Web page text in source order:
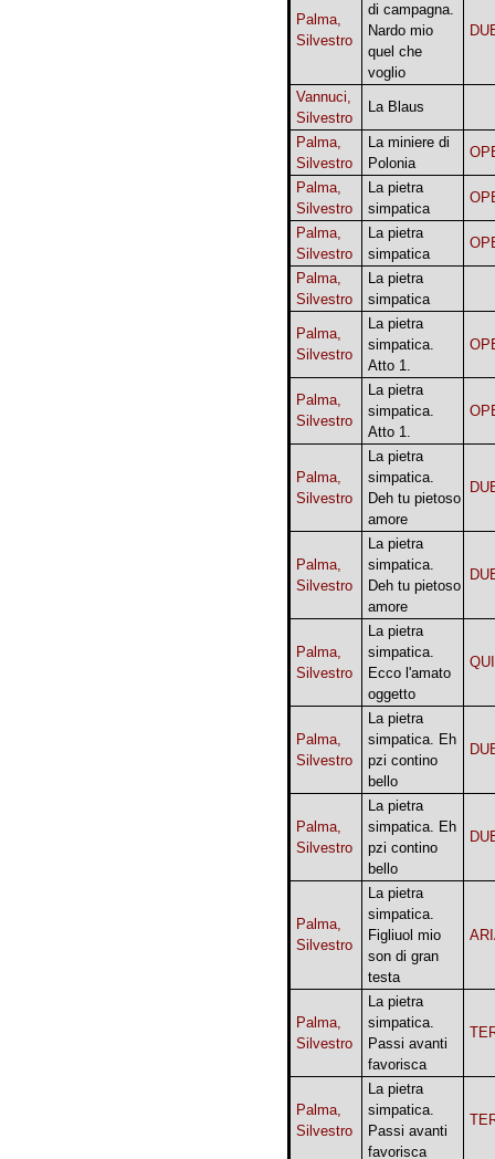
Palma,
Silvestro
di campagna.
Nardo mio
quel che
voglio
Vannuci,
Silvestro
La Blaus
Palma,
Silvestro
La miniere di
Polonia
Palma,
Silvestro
La pietra
simpatica
Palma,
Silvestro
La pietra
simpatica
Palma,
Silvestro
La pietra
simpatica
Palma,
Silvestro
La pietra
simpatica.
Atto 1.
Palma,
Silvestro
La pietra
simpatica.
Atto 1.
Palma,
Silvestro
La pietra
simpatica.
Deh tu pietoso
amore
Palma,
Silvestro
La pietra
simpatica.
Deh tu pietoso
amore
Palma,
Silvestro
La pietra
simpatica.
Ecco l'amato
oggetto
Palma,
Silvestro
La pietra
simpatica. Eh
pzi contino
bello
Palma,
Silvestro
La pietra
simpatica. Eh
pzi contino
bello
Palma,
Silvestro
La pietra
simpatica.
Figliuol mio
son di gran
testa
Palma,
Silvestro
La pietra
simpatica.
Passi avanti
favorisca
Palma,
Silvestro
La pietra
simpatica.
Passi avanti
favorisca